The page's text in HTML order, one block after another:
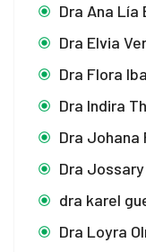
Dra Ana Lía
Dra Elvia
Dra Flora
Dra Indira
Dra Johana
Dra
dra karel
Dra Loyra